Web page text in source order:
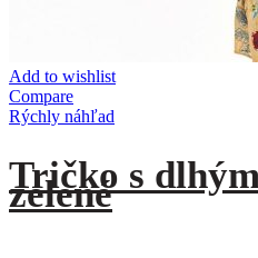
Add to wishlist
Compare
Rýchly náhľad
Tričko s
zelené